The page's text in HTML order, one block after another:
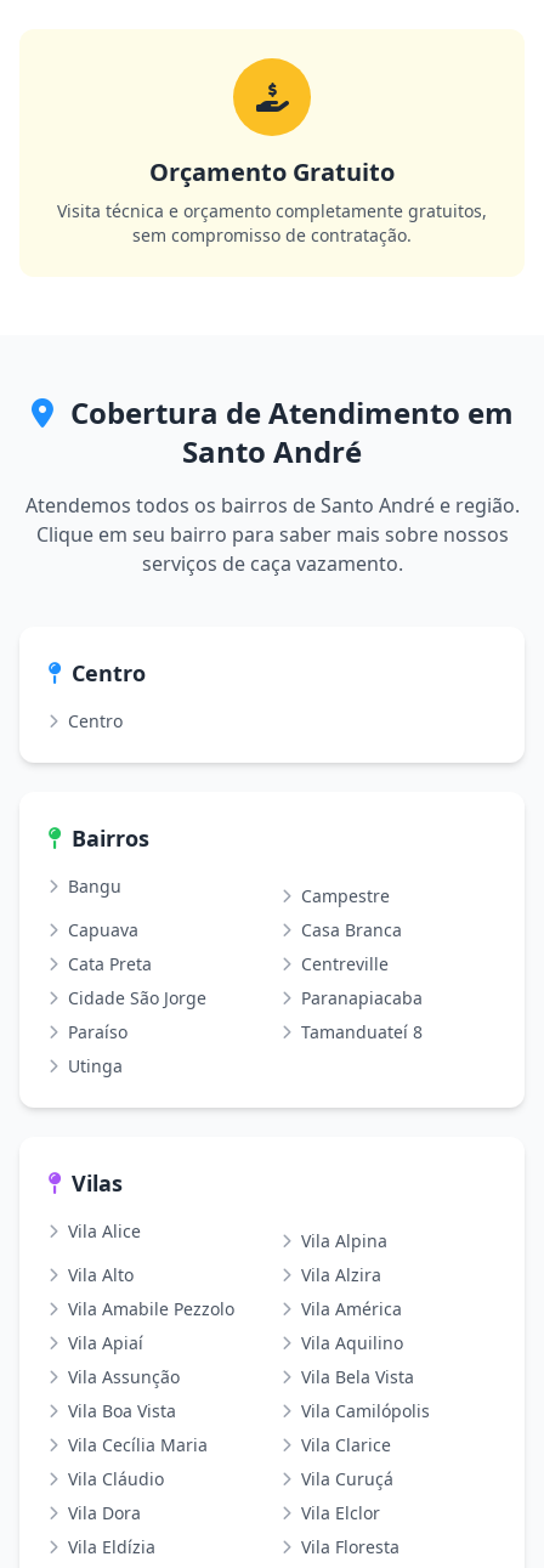
Orçamento Gratuito
Visita técnica e orçamento completamente gratuitos,
sem compromisso de contratação.
Cobertura de Atendimento em
Santo André
Atendemos todos os bairros de Santo André e região.
Clique em seu bairro para saber mais sobre nossos
serviços de caça vazamento.
Centro
Centro
Bairros
Bangu
Campestre
Capuava
Casa Branca
Cata Preta
Centreville
Cidade São Jorge
Paranapiacaba
Paraíso
Tamanduateí 8
Utinga
Vilas
Vila Alice
Vila Alpina
Vila Alto
Vila Alzira
Vila Amabile Pezzolo
Vila América
Vila Apiaí
Vila Aquilino
Vila Assunção
Vila Bela Vista
Vila Boa Vista
Vila Camilópolis
Vila Cecília Maria
Vila Clarice
Vila Cláudio
Vila Curuçá
Vila Dora
Vila Elclor
Vila Eldízia
Vila Floresta